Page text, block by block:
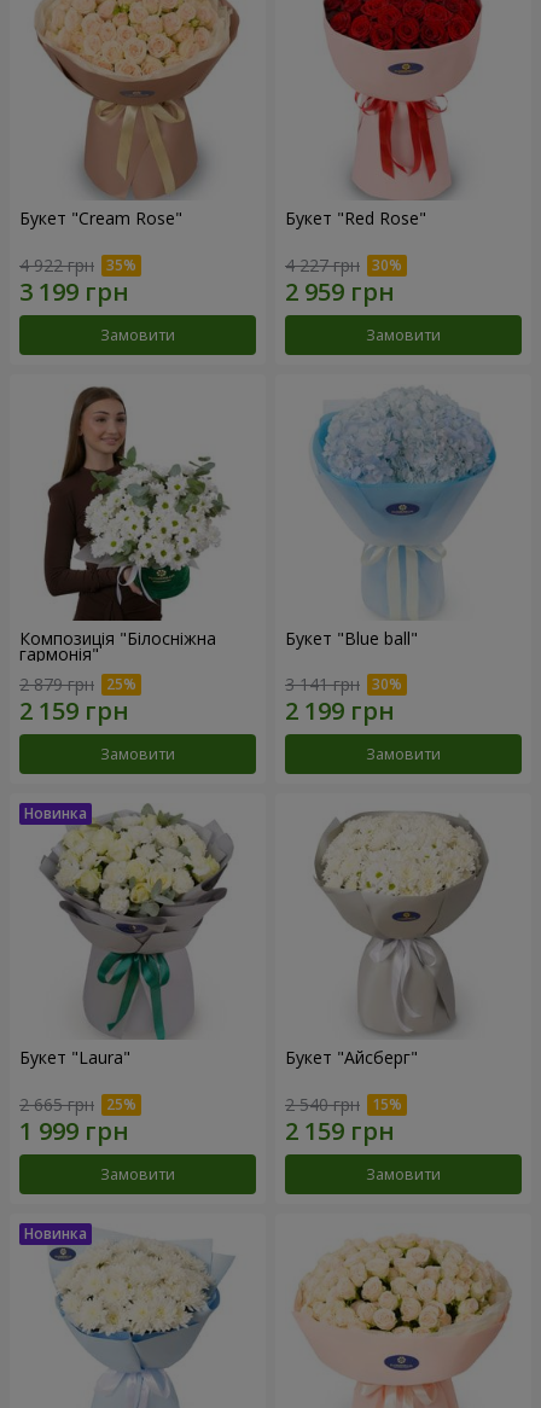
Букет "Cream Rose"
4 922 грн
Замовити
Букет "Red Rose"
4 227 грн
Замовити
Композиція "Білосніжна
гармонія"
2 879 грн
Замовити
Букет "Blue ball"
3 141 грн
Замовити
Букет "Laura"
2 665 грн
Замовити
Букет "Айсберг"
2 540 грн
Замовити